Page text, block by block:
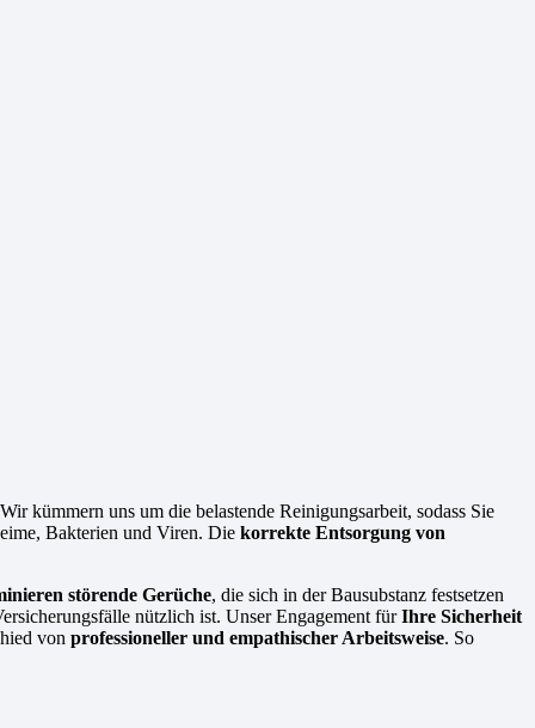
kümmern uns um die belastende Reinigungsarbeit, sodass Sie
Bakterien und Viren. Die korrekte Entsorgung von
störende Gerüche, die sich in der Bausubstanz festsetzen
nützlich ist. Unser Engagement fürIhre Sicherheit
von professioneller und empathischer Arbeitsweise. So